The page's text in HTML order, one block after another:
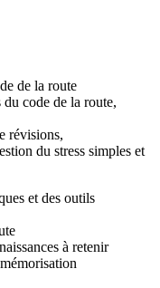
de la route
code de la route,
révisions,
du stress simples et
et des outils
à retenir